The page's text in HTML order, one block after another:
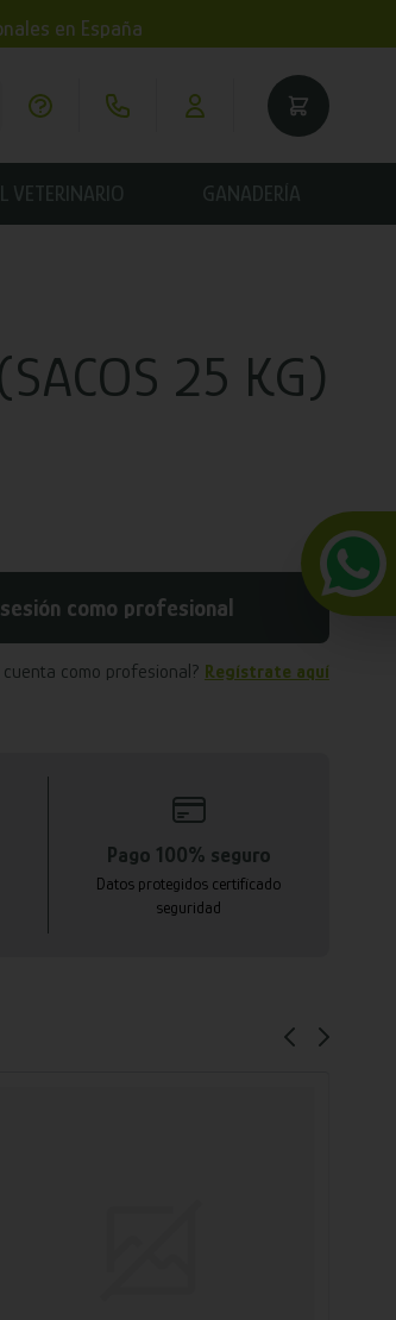
en España
VETERINARIO GANADERÍA
25 KG)
como profesional
como profesional? Regístrate aquí
Pago 100% seguro
Datos protegidos certificado
seguridad